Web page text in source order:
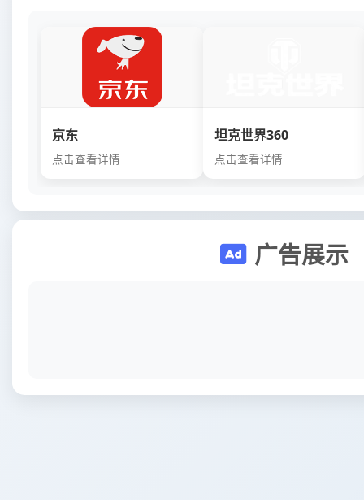
京东
点击查看详情
坦克世界360
点击查看详情
广告展示